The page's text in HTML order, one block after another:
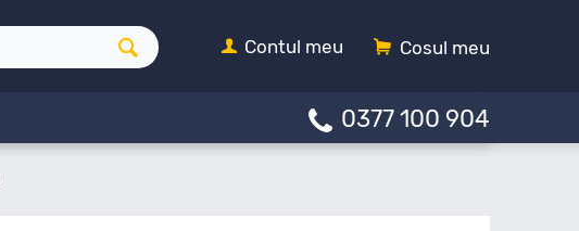
Cosul meu
Contul meu
0377 100 904